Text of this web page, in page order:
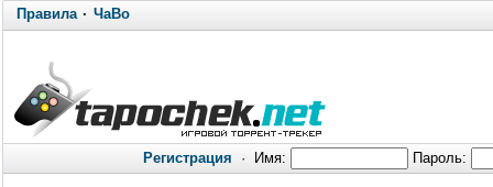
Правила· ЧаВо
Регистрация · Имя: Пароль: